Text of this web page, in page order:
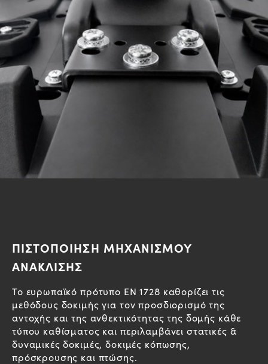
ΠΙΣΤΟΠΟΙΗΣΗ ΜΗΧΑΝΙΣΜΟΥ
ΑΝΑΚΛΙΣΗΣ
Το ευρωπαϊκό πρότυπο EN 1728 καθορίζει τις
μεθόδους δοκιμής για τον προσδιορισμό της
αντοχής και της ανθεκτικότητας της δομής κάθε
τύπου καθίσματος και περιλαμβάνει στατικές &
δυναμικές δοκιμές, δοκιμές κόπωσης,
πρόσκρουσης και πτώσης.